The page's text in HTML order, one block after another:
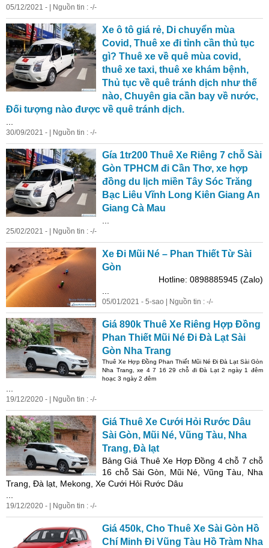
05/12/2021 - | Nguồn tin : -/-
Xe ô tô giá rẻ, Di chuyển mùa
Covid, Thuê xe đi tỉnh cần thủ tục
gì? Thuê xe về quê mùa covid,
thuê xe taxi, thuê xe khám bệnh,
Thủ tục về quê tránh dịch như thế
nào, Chuyên gia cần bay về nước,
Đối tượng nào được về quê tránh dịch.
30/09/2021 - | Nguồn tin : -/-
Gía 1tr200 Thuê Xe Riêng 7 chỗ Sài
Gòn TPHCM đi Cần Thơ, xe hợp
đồng du lịch miền Tây Sóc Trăng
Bạc Liêu Vĩnh Long Kiên Giang An
Giang Cà Mau
25/02/2021 - | Nguồn tin : -/-
Xe Đi Mũi Né – Phan Thiết Từ Sài
Gòn
Hotline: 0898885945 (Zalo)
05/01/2021 - 5-sao | Nguồn tin : -/-
Giá 890k Thuê Xe Riêng Hợp Đồng
Phan Thiết Mũi Né Đi Đà Lạt Sài
Gòn Nha Trang
Thuê Xe Hợp Đồng Phan Thiết Mũi Né Đi Đà Lạt Sài Gòn
Nha Trang, xe 4 7 16 29 chỗ đi Đà Lạt 2 ngày 1 đêm
hoạc 3 ngày 2 đêm
19/12/2020 - | Nguồn tin : -/-
Giá Thuê Xe Cưới Hỏi Rước Dâu
Sài Gòn, Mũi Né, Vũng Tàu, Nha
Trang, Đà lạt
Bảng Giá Thuê Xe Hợp Đồng 4 chỗ 7 chỗ
16 chỗ Sài Gòn, Mũi Né, Vũng Tàu, Nha
Trang, Đà lạt, Mekong, Xe Cưới Hỏi Rước Dâu
19/12/2020 - | Nguồn tin : -/-
Giá 450k, Cho Thuê Xe Sài Gòn Hồ
Chí Minh Đi Vũng Tàu Hồ Tràm Nha